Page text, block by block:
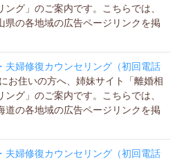
ング」のご案内です。こちらでは、
県の各地域の広告ページリンクを掲
夫婦修復カウンセリング（初回電話
お住いの方へ、姉妹サイト「離婚相
ング」のご案内です。こちらでは、
道の各地域の広告ページリンクを掲
夫婦修復カウンセリング（初回電話